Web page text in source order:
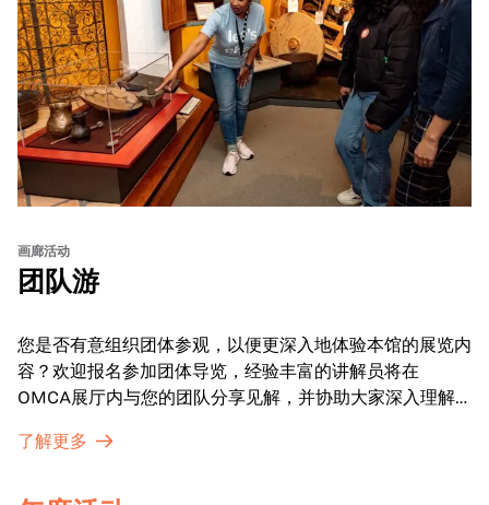
画廊活动
团队游
您是否有意组织团体参观，以便更深入地体验本馆的展览内
容？欢迎报名参加团体导览，经验丰富的讲解员将在
OMCA展厅内与您的团队分享见解，并协助大家深入理解
了解更多